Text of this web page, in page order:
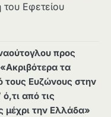
Εφετείου
προς
τα
τους Ευζώνους στην
από τις
μέχρι την Ελλάδα»